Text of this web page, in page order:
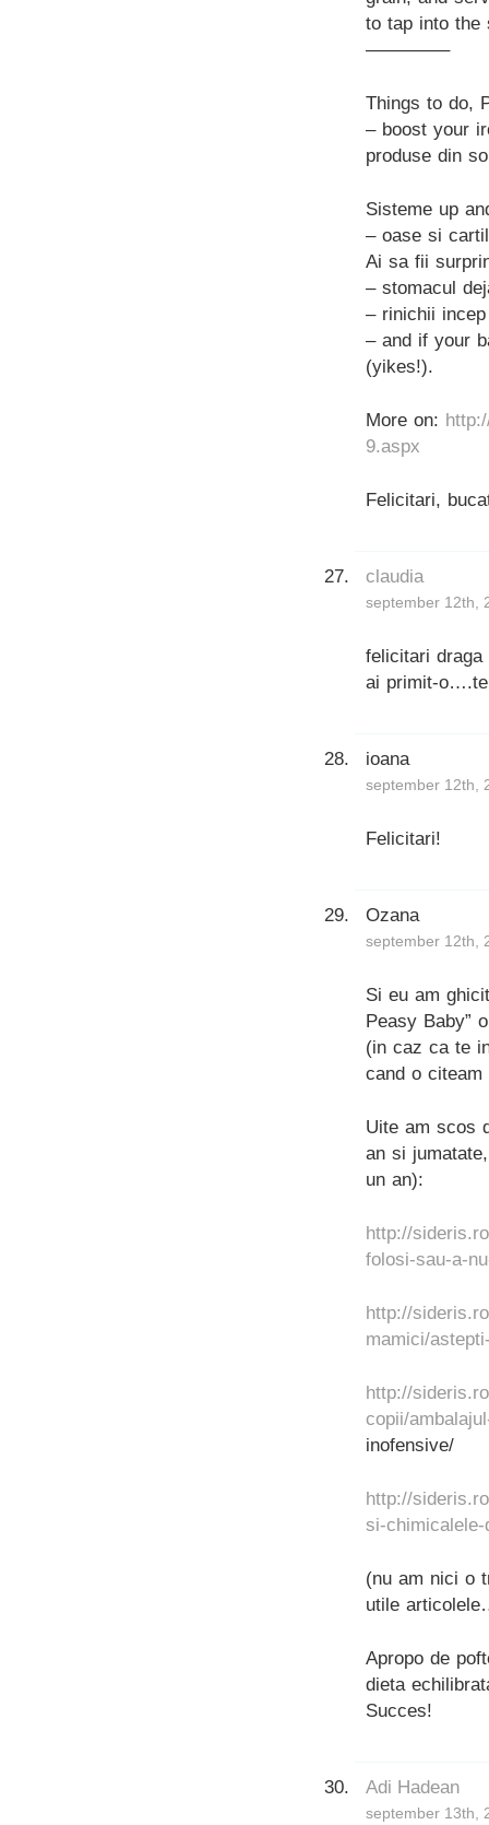
to tap into the
————–
Things to do,
– boost your
produse din
Sisteme up
– oase si
Ai sa fii
– stomacul
– rinichii
– and if your
(yikes!).
More on:
9.aspx
Felicitari,
claudia
september 12th,
felicitari
ai primit-
ioana
september 12th,
Felicitari!
Ozana
september 12th,
Si eu am
Peasy Baby”
(in caz ca te
cand o
Uite am scos
an si
un an):
http://
folosi-sau-a-
http://
mamici/
http://
copii/
inofensive/
http://
si-
(nu am nici o
utile
Apropo de
dieta
Succes!
Adi Hadean
september 13th,